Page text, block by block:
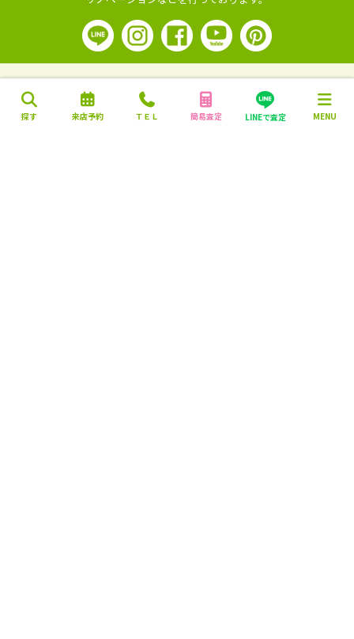
探す 来店予約 ＴＥＬ 簡易査定 LINEで査定 MENU